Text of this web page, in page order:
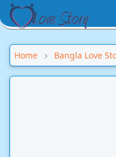
Home Bangla Love